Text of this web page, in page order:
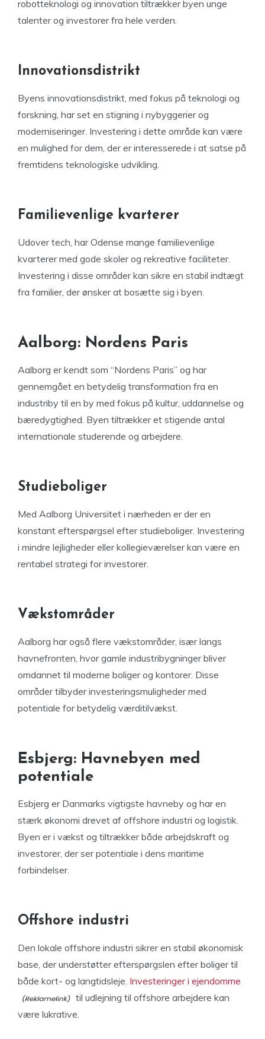
robotteknologi og innovation tiltrækker byen unge
talenter og investorer fra hele verden.
Innovationsdistrikt
Byens innovationsdistrikt, med fokus på teknologi og
forskning, har set en stigning i nybyggerier og
moderniseringer. Investering i dette område kan være
en mulighed for dem, der er interesserede i at satse på
fremtidens teknologiske udvikling.
Familievenlige kvarterer
Udover tech, har Odense mange familievenlige
kvarterer med gode skoler og rekreative faciliteter.
Investering i disse områder kan sikre en stabil indtægt
fra familier, der ønsker at bosætte sig i byen.
Aalborg: Nordens Paris
Aalborg er kendt som “Nordens Paris” og har
gennemgået en betydelig transformation fra en
industriby til en by med fokus på kultur, uddannelse og
bæredygtighed. Byen tiltrækker et stigende antal
internationale studerende og arbejdere.
Studieboliger
Med Aalborg Universitet i nærheden er der en
konstant efterspørgsel efter studieboliger. Investering
i mindre lejligheder eller kollegieværelser kan være en
rentabel strategi for investorer.
Vækstområder
Aalborg har også flere vækstområder, især langs
havnefronten, hvor gamle industribygninger bliver
omdannet til moderne boliger og kontorer. Disse
områder tilbyder investeringsmuligheder med
potentiale for betydelig værditilvækst.
Esbjerg: Havnebyen med
potentiale
Esbjerg er Danmarks vigtigste havneby og har en
stærk økonomi drevet af offshore industri og logistik.
Byen er i vækst og tiltrækker både arbejdskraft og
investorer, der ser potentiale i dens maritime
forbindelser.
Offshore industri
Den lokale offshore industri sikrer en stabil økonomisk
base, der understøtter efterspørgslen efter boliger til
både kort- og langtidsleje. Investeringer i ejendomme
til udlejning til offshore arbejdere kan
være lukrative.